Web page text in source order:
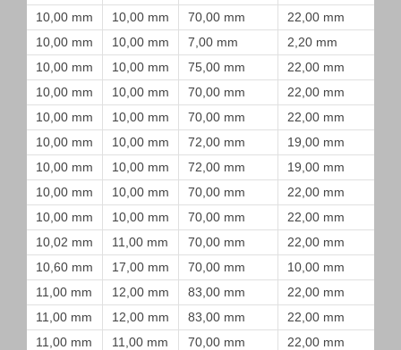
10,00 mm
10,00 mm 70,00 mm
22,00 mm
10,00 mm
10,00 mm 7,00 mm
2,20 mm
10,00 mm
10,00 mm 75,00 mm
22,00 mm
10,00 mm
10,00 mm 70,00 mm
22,00 mm
10,00 mm
10,00 mm 70,00 mm
22,00 mm
10,00 mm
10,00 mm 72,00 mm
19,00 mm
10,00 mm
10,00 mm 72,00 mm
19,00 mm
10,00 mm
10,00 mm 70,00 mm
22,00 mm
10,00 mm
10,00 mm 70,00 mm
22,00 mm
10,02 mm
11,00 mm 70,00 mm
22,00 mm
10,60 mm
17,00 mm 70,00 mm
10,00 mm
11,00 mm
12,00 mm 83,00 mm
22,00 mm
11,00 mm
12,00 mm 83,00 mm
22,00 mm
11,00 mm
11,00 mm 70,00 mm
22,00 mm